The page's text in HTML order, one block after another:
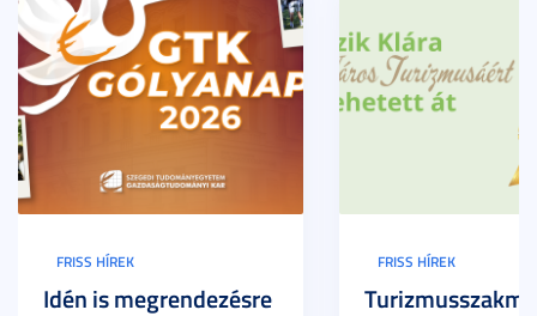
FRISS HÍREK
Idén is megrendezésre
FRISS HÍREK